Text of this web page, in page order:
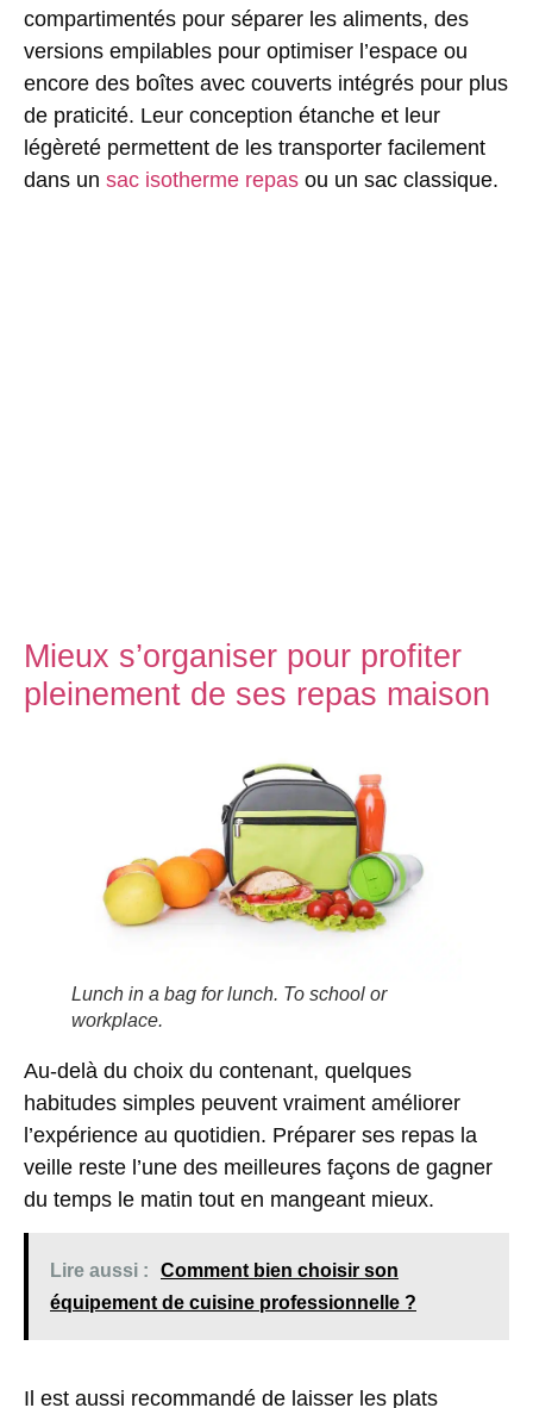
compartimentés pour séparer les aliments, des
versions empilables pour optimiser l’espace ou
encore des boîtes avec couverts intégrés pour plus
de praticité. Leur conception étanche et leur
légèreté permettent de les transporter facilement
dans un sac isotherme repas ou un sac classique.
Mieux s’organiser pour profiter
pleinement de ses repas maison
Lunch in a bag for lunch. To school or
workplace.
Au-delà du choix du contenant, quelques
habitudes simples peuvent vraiment améliorer
l’expérience au quotidien. Préparer ses repas la
veille reste l’une des meilleures façons de gagner
du temps le matin tout en mangeant mieux.
Lire aussi :
Comment bien choisir son
équipement de cuisine professionnelle ?
Il est aussi recommandé de laisser les plats